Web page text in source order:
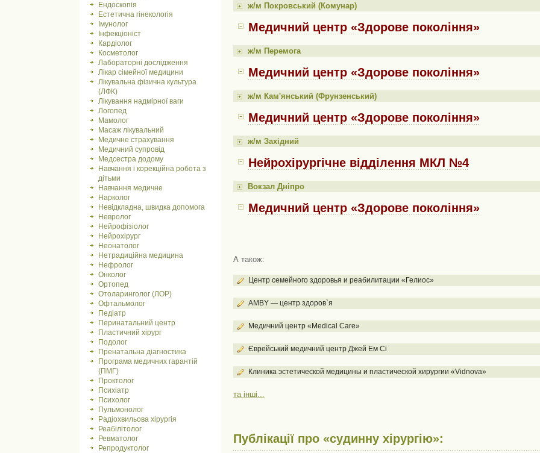
Ендоскопія
Естетична гінекологія
Імунолог
Інфекціоніст
Кардіолог
Косметолог
Лабораторні дослідження
Лікар сімейної медицини
Лікувальна фізична культура
(ЛФК)
Лікування надмірної ваги
Логопед
Мамолог
Масаж лікувальний
Медичне страхування
Медичний супровід
Медсестра додому
Навчання і корекційна робота з
дітьми
Навчання медичне
Нарколог
Невідкладна, швидка допомога
Невролог
Нейрофізіолог
Нейрохірург
Неонатолог
Нетрадиційна медицина
Нефролог
Онколог
Ортопед
Отоларинголог (ЛОР)
Офтальмолог
Педіатр
Перинатальний центр
Пластичний хірург
Подолог
Пренатальна діагностика
Програма медичних гарантій
(ПМГ)
Проктолог
Психіатр
Психолог
Пульмонолог
Радіохвильова хірургія
Реабілітолог
Ревматолог
Репродуктолог
ж/м Покровський (Комунар)
Медичний центр «Здорове покоління»
ж/м Перемога
Медичний центр «Здорове покоління»
ж/м Кам'янський (Фрунзенський)
Медичний центр «Здорове покоління»
ж/м Західний
Нейрохірургічне відділення МКЛ №4
Вокзал Дніпро
Медичний центр «Здорове покоління»
А також:
Центр семейного здоровья и реабилитации «Гелиос»
AMBY — центр здоров`я
Медичний центр «Medical Care»
Єврейський медичний центр Джей Ем Сі
Клиника эстетической медицины и пластической хирургии «Vidnova»
та інші...
Публікації про «судинну хірургію»: